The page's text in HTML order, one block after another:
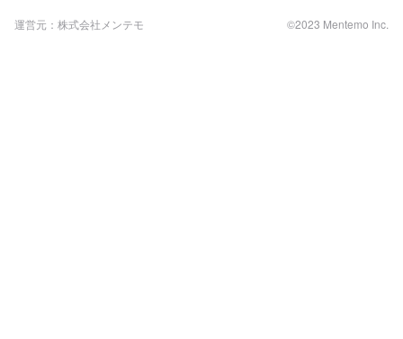
運営元：株式会社メンテモ ©2023 Mentemo Inc.